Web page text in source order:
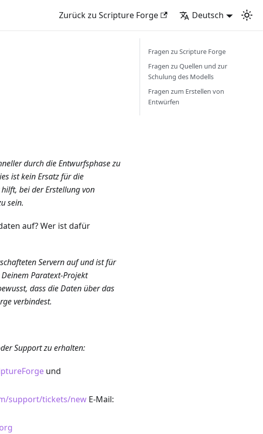
Zurück zu Scripture Forge Deutsch
durch die Entwurfsphase zu
ist kein Ersatz für die
bei der Erstellung von
sein.
auf? Wer ist dafür
Servern auf und ist für
Paratext-Projekt
dass die Daten über das
verbindest.
Support zu erhalten:
und
support/tickets/new E-Mail:
Fragen zu Scripture Forge
Fragen zu Quellen und zur
Schulung des Modells
Fragen zum Erstellen von
Entwürfen